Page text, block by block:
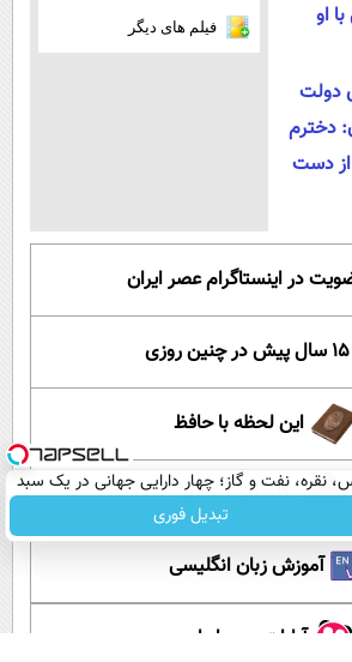
او
دولت
دخترم
از دست
فیلم های دیگر
در اینستاگرام عصر ایران
۱۵ سال پیش در چنین روزی
این لحظه با حافظ
گلستان سعدی
آموزش زبان انگلیسی
آپارات عصر ایران
نقره، نفت و گاز؛ چهار دارایی جهانی در یک سبد
تبدیل فوری